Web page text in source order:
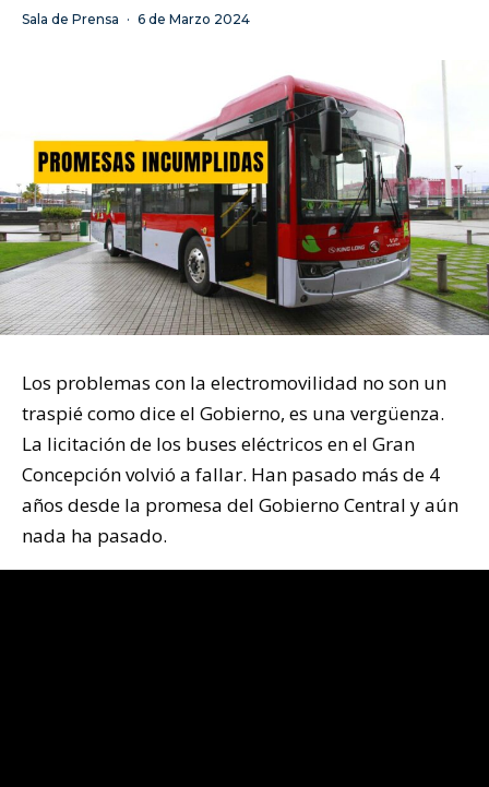
Sala de Prensa · 6 de Marzo 2024
Los problemas con la electromovilidad no son un
traspié como dice el Gobierno, es una vergüenza.
La licitación de los buses eléctricos en el Gran
Concepción volvió a fallar. Han pasado más de 4
años desde la promesa del Gobierno Central y aún
nada ha pasado.